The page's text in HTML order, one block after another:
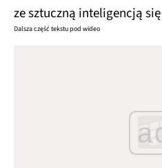
ze sztuczną inteligencją
Dalsza część tekstu pod wideo